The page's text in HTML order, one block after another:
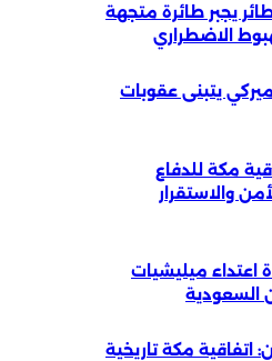
يجبر طائرة متجهة
الاضطراري
يتبنى عقوبات
مكة للدفاع
والاستقرار
اعتداء ميليشيات
السعودية
اتفاقية مكة تاريخية